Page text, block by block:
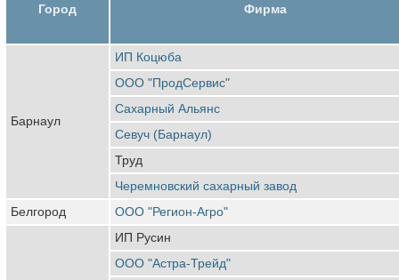
Город Фирма
Барнаул
ИП Коцюба
ООО "ПродСервис"
Сахарный Альянс
Севуч (Барнаул)
Труд
Черемновский сахарный завод
Белгород
ООО "Регион-Агро"
ИП Русин
ООО "Астра-Трейд"